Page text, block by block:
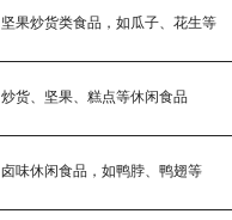
坚果炒货类食品，如瓜子、花生等
炒货、坚果、糕点等休闲食品
卤味休闲食品，如鸭脖、鸭翅等